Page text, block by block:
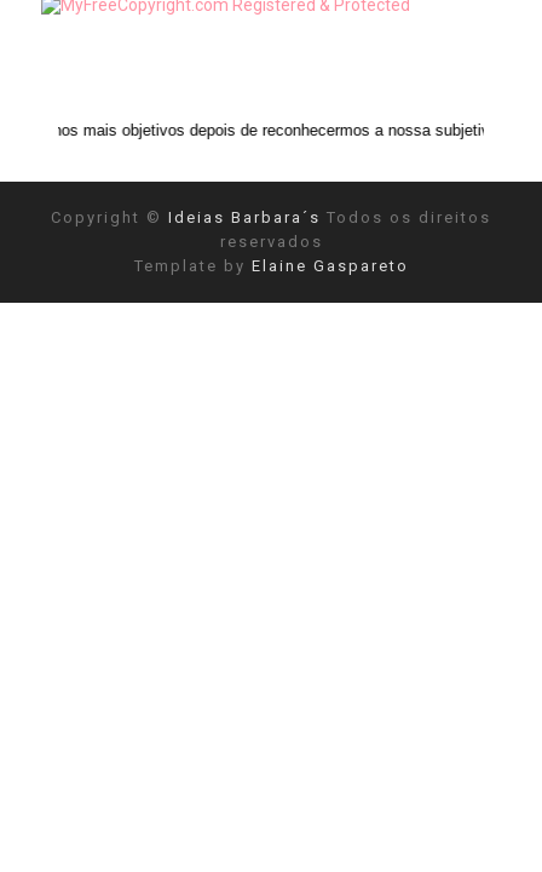
objetivos depois de reconhecermos a nossa subjetividade." ANAIS NIN
Copyright © Ideias Barbara´s Todos os direitos
reservados
Template by Elaine Gaspareto